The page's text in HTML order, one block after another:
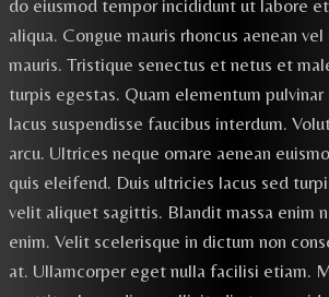
do eiusmod tempor incididunt ut labore
aliqua. Congue mauris rhoncus aenean
mauris. Tristique senectus et netus et
turpis egestas. Quam elementum pulvinar
lacus suspendisse faucibus interdum.
arcu. Ultrices neque ornare aenean
quis eleifend. Duis ultricies lacus sed
velit aliquet sagittis. Blandit massa enim
enim. Velit scelerisque in dictum non
at. Ullamcorper eget nulla facilisi etiam.